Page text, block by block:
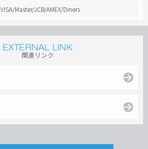
VISA/Master/JCB/AMEX/Diners
関連リンク